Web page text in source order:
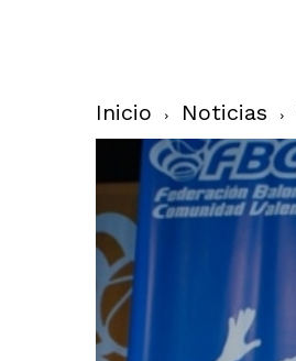
Inicio Noticias